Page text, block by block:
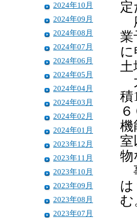
2024年10月
2024年09月
2024年08月
2024年07月
2024年06月
2024年05月
2024年04月
2024年03月
2024年02月
2024年01月
2023年12月
2023年11月
2023年10月
2023年09月
2023年08月
2023年07月
定
業
土
積
機
物
は
む